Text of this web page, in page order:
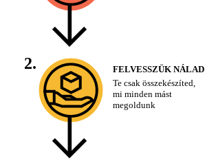
2.
FELVESSZÜK NÁLAD
Te csak összekészíted,
mi minden mást
megoldunk